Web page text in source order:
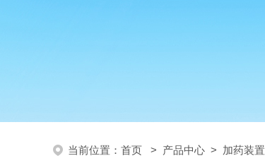
当前位置： 首页 > 产品中心 > 加药装置